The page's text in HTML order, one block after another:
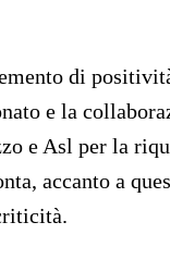
di
e la
e Asl per la
accanto a